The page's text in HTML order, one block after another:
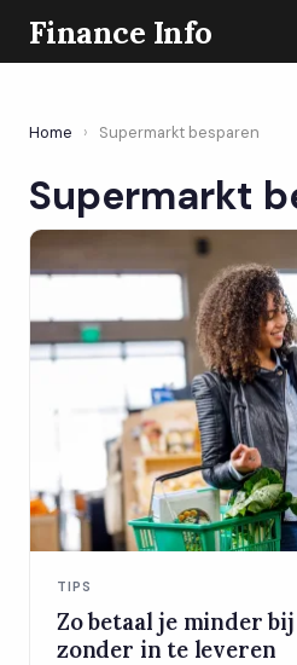
Finance Info
Home › Supermarkt besparen
Supermarkt
TIPS
Zo betaal je minder
zonder in te leveren